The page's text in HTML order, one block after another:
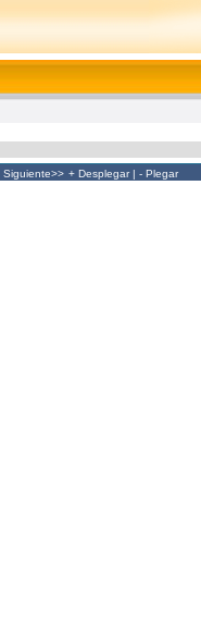
Siguiente>> + Desplegar| - Plegar